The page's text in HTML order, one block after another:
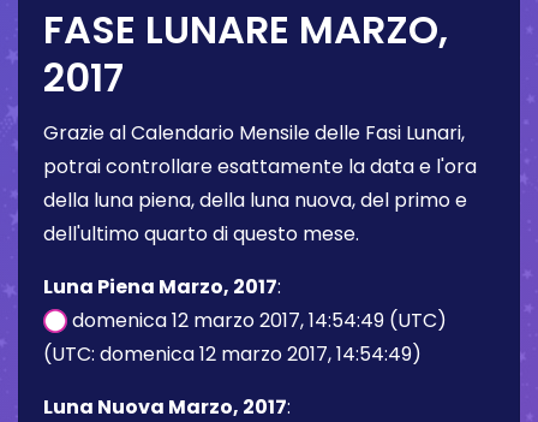
FASE LUNARE MARZO,
2017
Grazie al Calendario Mensile delle Fasi Lunari,
potrai controllare esattamente la data e l'ora
della luna piena, della luna nuova, del primo e
dell'ultimo quarto di questo mese.
Luna Piena Marzo, 2017:
domenica 12 marzo 2017, 14:54:49 (UTC)
(UTC: domenica 12 marzo 2017, 14:54:49)
Luna Nuova Marzo, 2017: